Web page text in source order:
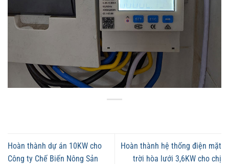
Hoàn thành dự án 10KW cho
Công ty Chế Biến Nông Sản
Hoàn thành hệ thống điện mặt
trời hòa lưới 3,6KW cho chị